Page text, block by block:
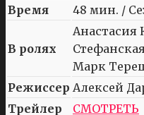
Время
48 мин. /
В ролях
Анастасия
Марк
Режиссер Алексей
Трейлер
СМОТРЕТЬ